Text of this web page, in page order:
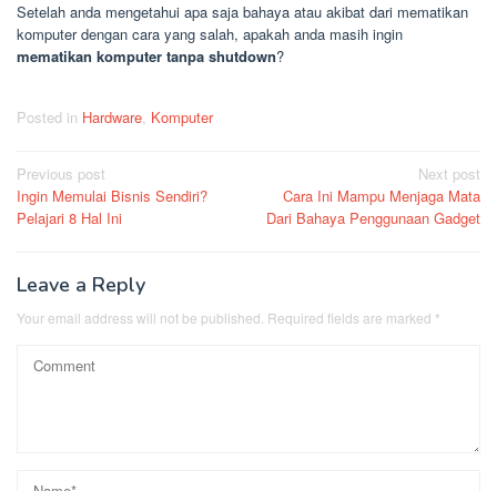
Setelah anda mengetahui apa saja bahaya atau akibat dari mematikan
komputer dengan cara yang salah, apakah anda masih ingin
mematikan komputer tanpa shutdown?
Posted in Hardware, Komputer
Post
navigation
Previous post
Ingin Memulai Bisnis Sendiri?
Pelajari 8 Hal Ini
Next post
Cara Ini Mampu Menjaga Mata
Dari Bahaya Penggunaan Gadget
Leave a Reply
Your email address will not be published. Required fields are marked *